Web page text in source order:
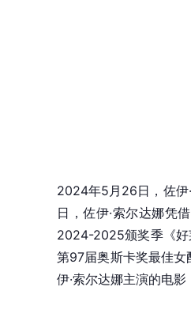
2024年5月26日，佐伊
日，佐伊·索尔达娜凭
2024-2025颁奖季《好
第97届奥斯卡奖最佳女
伊·索尔达娜主演的电